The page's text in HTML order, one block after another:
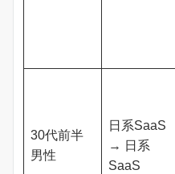
30代前半
男性
日系SaaS
→ 日系
SaaS